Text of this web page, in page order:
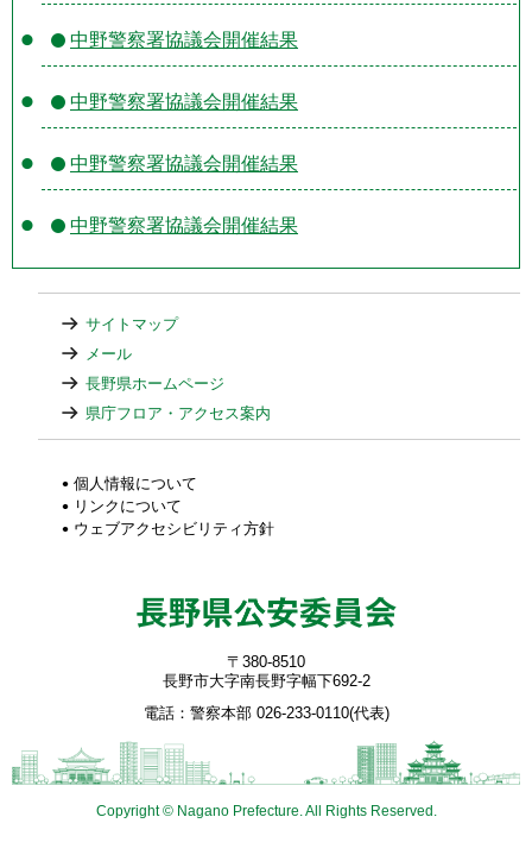
中野警察署協議会開催結果
中野警察署協議会開催結果
中野警察署協議会開催結果
中野警察署協議会開催結果
サイトマップ
メール
長野県ホームページ
県庁フロア・アクセス案内
個人情報について
リンクについて
ウェブアクセシビリティ方針
〒380-8510
長野市大字南長野字幅下692-2
電話：警察本部 026-233-0110(代表)
Copyright © Nagano Prefecture. All Rights Reserved.